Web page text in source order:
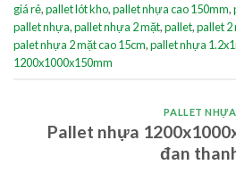
giá rẻ,pallet lót kho,pallet nhựa cao 150mm,
pallet nhựa,pallet nhựa 2 mặt,pallet,pallet 2
palet nhựa 2 mặt cao 15cm,pallet nhựa
1200x1000x150mm
PALLET NHỰA
Pallet nhựa
đan